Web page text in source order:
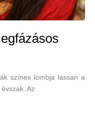
színes lombja lassan a
Az